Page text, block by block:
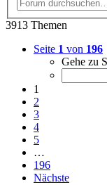
3913 Themen
Seite 1 von 196
Gehe zu
1
2
3
4
5
…
196
Nächste